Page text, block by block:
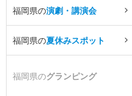
福岡県の演劇・講演会
福岡県の夏休みスポット
福岡県のグランピング